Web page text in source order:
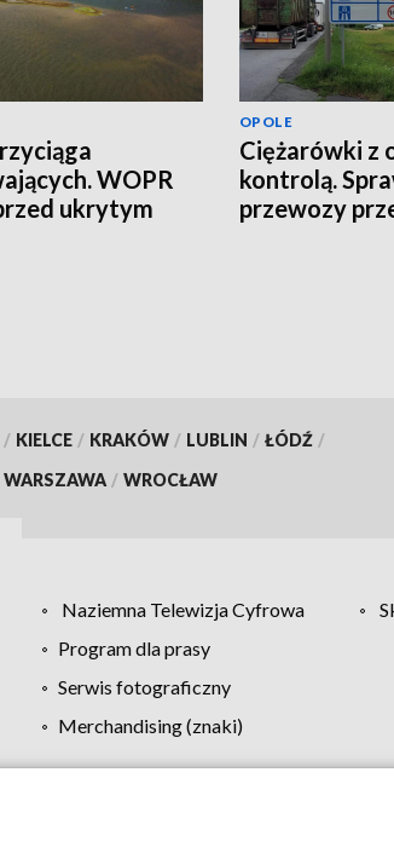
WOPR
ukrytym
OPOLE
Ciężarówki z
kontrolą.
przewozy
/ KIELCE / KRAKÓW / LUBLIN / ŁÓDŹ /
WARSZAWA / WROCŁAW
Naziemna Telewizja Cyfrowa
Program dla prasy
Serwis fotograficzny
Merchandising (znaki)